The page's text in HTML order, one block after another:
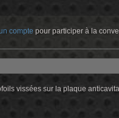
compte pour participer à la
vissées sur la plaque